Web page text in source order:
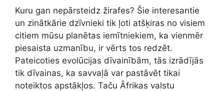
Kuru gan nepārsteidz žirafes? Šie interesantie
un zinātkārie dzīvnieki tik ļoti atšķiras no visiem
citiem mūsu planētas iemītniekiem, ka vienmēr
piesaista uzmanību, ir vērts tos redzēt.
Pateicoties evolūcijas dīvainībām, tās izrādījās
tik dīvainas, ka savvaļā var pastāvēt tikai
noteiktos apstākļos. Taču Āfrikas valstu